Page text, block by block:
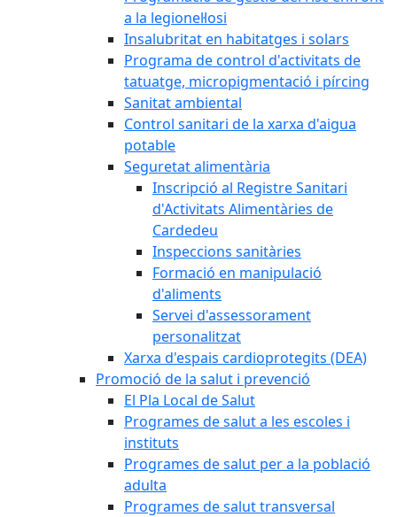
a la legionel·losi
Insalubritat en habitatges i solars
Programa de control d'activitats de
tatuatge, micropigmentació i pírcing
Sanitat ambiental
Control sanitari de la xarxa d'aigua
potable
Seguretat alimentària
Inscripció al Registre Sanitari
d'Activitats Alimentàries de
Cardedeu
Inspeccions sanitàries
Formació en manipulació
d'aliments
Servei d'assessorament
personalitzat
Xarxa d'espais cardioprotegits (DEA)
Promoció de la salut i prevenció
El Pla Local de Salut
Programes de salut a les escoles i
instituts
Programes de salut per a la població
adulta
Programes de salut transversal